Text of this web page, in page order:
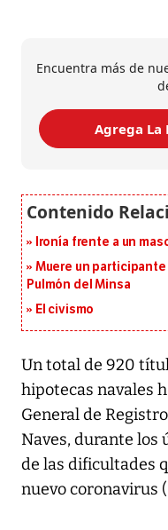
Encuentra más de
Agrega La
Ironía frente a un
Muere un participante
Pulmón del Minsa
El civismo
Un total de 920
hipotecas navales
General de
Naves, durante los
de las dificultades
nuevo coronavirus